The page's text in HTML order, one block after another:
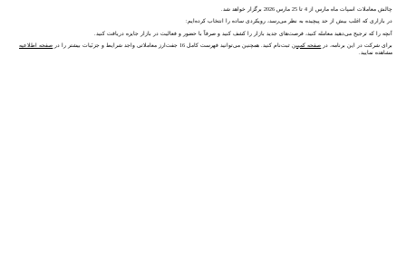
چالش معاملات اسپات ماه مارس از 4 تا 25 مارس 2026 برگزار خواهد شد.
در بازاری که اغلب بیش از حد پیچیده به نظر می‌رسد، رویکردی ساده را انتخاب کرده‌ایم:
آنچه را که ترجیح می‌دهید معامله کنید، فرصت‌های جدید بازار را کشف کنید و صرفاً با حضور و فعالیت در بازار جایزه دریافت کنید.
برای شرکت در این برنامه، در صفحه کمپین ثبت‌نام کنید. همچنین می‌توانید فهرست کامل 16 جفت‌ارز معاملاتی واجد شرایط و جزئیات بیشتر را در
صفحه اطلاعیه
مشاهده نمایید.